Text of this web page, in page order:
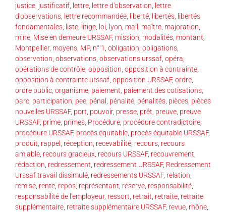
justice, justificatif, lettre, lettre d'observation, lettre
d'observations, lettre recommandée, liberté, libertés, libertés
fondamentales, liste, litige, loi, lyon, mail , maître, majoration,
mine, Mise en demeure URSSAF, mission, modalités, montant,
Montpellier, moyens, MP, n° 1 , obligation, obligations,
observation, observations, observations urssaf, opéra,
opérations de contrôle, opposition, opposition à contrainte,
opposition à contrainte urssaf, opposition URSSAF, ordre,
ordre public, organisme, paiement, paiement des cotisations,
parc, participation, pee, pénal , pénalité, pénalités, pièces, pièces
nouvelles URSSAF, port, pouvoir, presse, prêt, preuve, preuve
URSSAF, prime, primes, Procédure, procédure contradictoire,
procédure URSSAF, procès équitable, procès équitable URSSAF,
produit, rappel , réception, recevabilité, recours, recours
amiable, recours gracieux, recours URSSAF, recouvrement,
rédaction, redressement, redressement URSSAF, Redressement
Urssaf travail dissimulé, redressements URSSAF, relation,
remise, rente, repos, représentant, réserve, responsabilité,
responsabilité de l'employeur, ressort, retrait, retraite, retraite
supplémentaire, retraite supplémentaire URSSAF, revue, rhône,